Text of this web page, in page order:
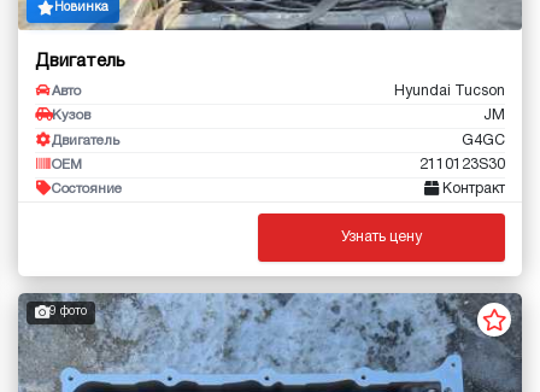
Новинка
Двигатель
Авто Hyundai Tucson
Кузов JM
Двигатель G4GC
OEM 2110123S30
Состояние Контракт
Узнать цену
9 фото